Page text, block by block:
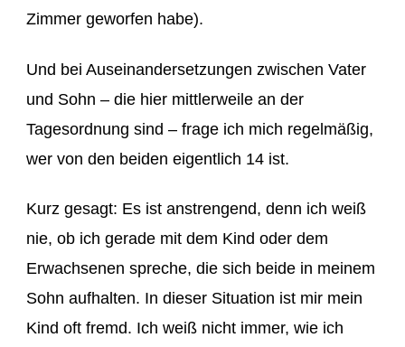
Zimmer geworfen habe).
Und bei Auseinandersetzungen zwischen Vater
und Sohn – die hier mittlerweile an der
Tagesordnung sind – frage ich mich regelmäßig,
wer von den beiden eigentlich 14 ist.
Kurz gesagt: Es ist anstrengend, denn ich weiß
nie, ob ich gerade mit dem Kind oder dem
Erwachsenen spreche, die sich beide in meinem
Sohn aufhalten. In dieser Situation ist mir mein
Kind oft fremd. Ich weiß nicht immer, wie ich